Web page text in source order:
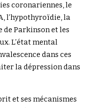
coronariennes, le
l’hypothyroïdie, la
de Parkinson et les
L’état mental
dans ces
la dépression dans